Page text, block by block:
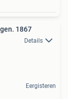
1867
Details
Eergisteren